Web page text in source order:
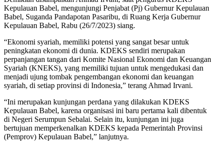
Kepulauan Babel, mengunjungi Penjabat (Pj) Gubernur Kepulauan
Babel, Suganda Pandapotan Pasaribu, di Ruang Kerja Gubernur
Kepulauan Babel, Rabu (26/7/2023) siang.
“Ekonomi syariah, memiliki potensi yang sangat besar untuk
peningkatan ekonomi di dunia. KDEKS sendiri merupakan
perpanjangan tangan dari Komite Nasional Ekonomi dan Keuangan
Syariah (KNEKS), yang memiliki tujuan untuk mengedukasi dan
menjadi ujung tombak pengembangan ekonomi dan keuangan
syariah, di setiap provinsi di Indonesia,” terang Ahmad Irvani.
“Ini merupakan kunjungan perdana yang dilakukan KDEKS
Kepulauan Babel, karena organisasi ini baru pertama kali dibentuk
di Negeri Serumpun Sebalai. Selain itu, kunjungan ini juga
bertujuan memperkenalkan KDEKS kepada Pemerintah Provinsi
(Pemprov) Kepulauan Babel,” lanjutnya.